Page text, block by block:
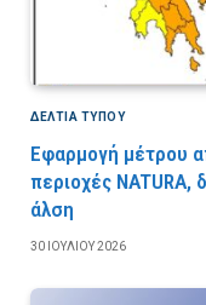
ΔΕΛΤΙΑ ΤΥΠΟΥ
Εφαρμογή μέτρου
περιοχές NATURA,
άλση
30 ΙΟΥΛΊΟΥ 2026